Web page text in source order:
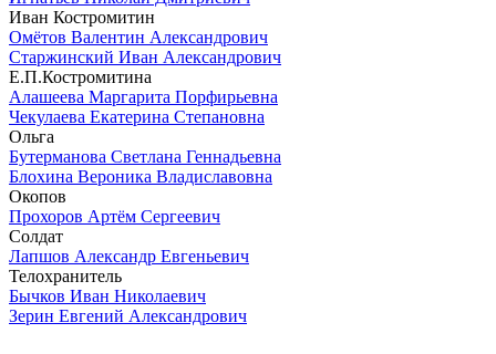
Иван Костромитин
Омётов Валентин Александрович
Старжинский Иван Александрович
Е.П.Костромитина
Алашеева Маргарита Порфирьевна
Чекулаева Екатерина Степановна
Ольга
Бутерманова Светлана Геннадьевна
Блохина Вероника Владиславовна
Окопов
Прохоров Артём Сергеевич
Солдат
Лапшов Александр Евгеньевич
Телохранитель
Бычков Иван Николаевич
Зерин Евгений Александрович